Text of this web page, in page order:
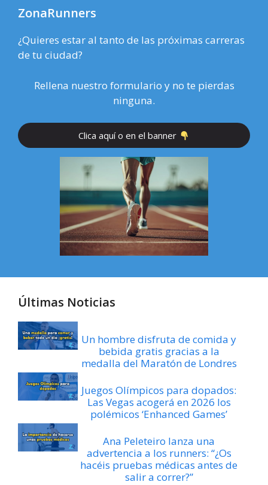
ZonaRunners
¿Quieres estar al tanto de las próximas carreras
de tu ciudad?
Rellena nuestro formulario y no te pierdas
ninguna.
Clica aquí o en el banner
Últimas Noticias
Un hombre disfruta de comida y
bebida gratis gracias a la
medalla del Maratón de Londres
Juegos Olímpicos para dopados:
Las Vegas acogerá en 2026 los
polémicos ‘Enhanced Games’
Ana Peleteiro lanza una
advertencia a los runners: “¿Os
hacéis pruebas médicas antes de
salir a correr?”